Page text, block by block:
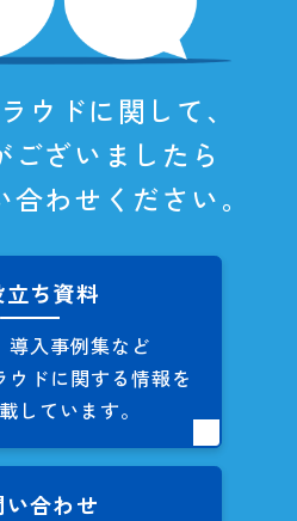
ウドに関して、
ございましたら
わせください。
立ち資料
導入事例集など
ウドに関する情報を
しています。
い合わせ